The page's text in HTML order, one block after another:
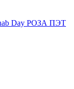
Dаy РОЗА ПЭТ